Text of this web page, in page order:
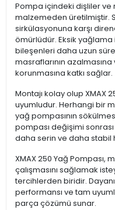
Pompa içindeki dişliler ve
malzemeden üretilmiştir.
sirkülasyonuna karşı
ömürlüdür. Eksik
bileşenleri daha uzun süre
masraflarının
korunmasına katkı sağlar.
Montajı kolay olup XMAX
uyumludur. Herhangi bir
yağ pompasının
pompası değişimi
daha serin ve daha stabil
XMAX 250 Yağ Pompası,
çalışmasını sağlamak
tercihlerden biridir.
performansı ve tam
parça çözümü sunar.